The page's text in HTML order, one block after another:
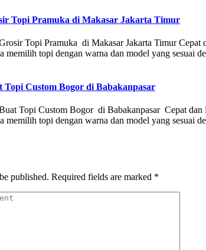
Topi Pramuka di Makasar Jakarta Timur
Topi Pramuka di Makasar Jakarta Timur Cepat
memilih topi dengan warna dan model yang sesuai
Topi Custom Bogor di Babakanpasar
Topi Custom Bogor di Babakanpasar Cepat
memilih topi dengan warna dan model yang sesuai
published. Required fields are marked *